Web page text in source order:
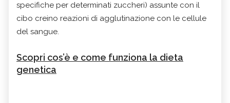
specifiche per determinati zuccheri) assunte con il
cibo creino reazioni di agglutinazione con le cellule
del sangue.
Scopri cos’è e come funziona la dieta
genetica